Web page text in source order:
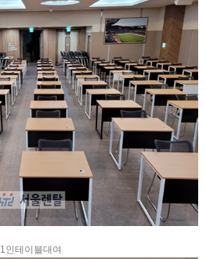
1인테이블대여